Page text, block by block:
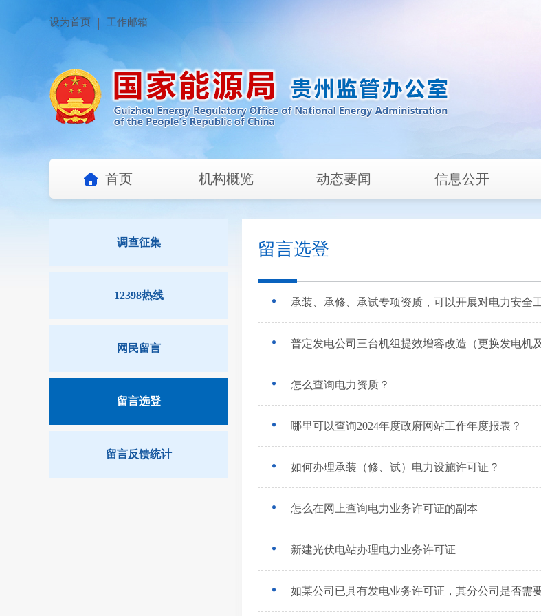
设为首页 工作邮箱
首页 机构概览 动态要闻 信息公开
调查征集
12398热线
网民留言
留言选登
留言反馈统计
留言选登
承装、承修、承试专项资质，可以开展对电力安全
普定发电公司三台机组提效增容改造（更换发电机
怎么查询电力资质？
哪里可以查询2024年度政府网站工作年度报表？
如何办理承装（修、试）电力设施许可证？
怎么在网上查询电力业务许可证的副本
新建光伏电站办理电力业务许可证
如某公司已具有发电业务许可证，其分公司是否需